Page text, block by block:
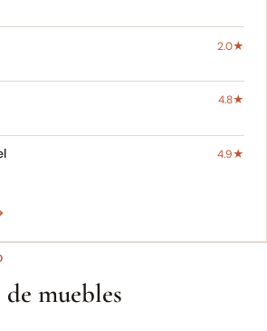
2.0★
4.8★
4.9★
muebles